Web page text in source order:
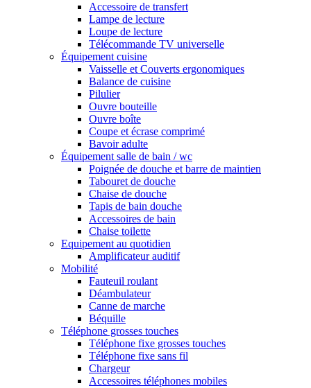
Accessoire de transfert
Lampe de lecture
Loupe de lecture
Télécommande TV universelle
Équipement cuisine
Vaisselle et Couverts ergonomiques
Balance de cuisine
Pilulier
Ouvre bouteille
Ouvre boîte
Coupe et écrase comprimé
Bavoir adulte
Équipement salle de bain / wc
Poignée de douche et barre de maintien
Tabouret de douche
Chaise de douche
Tapis de bain douche
Accessoires de bain
Chaise toilette
Equipement au quotidien
Amplificateur auditif
Mobilité
Fauteuil roulant
Déambulateur
Canne de marche
Béquille
Téléphone grosses touches
Téléphone fixe grosses touches
Téléphone fixe sans fil
Chargeur
Accessoires téléphones mobiles